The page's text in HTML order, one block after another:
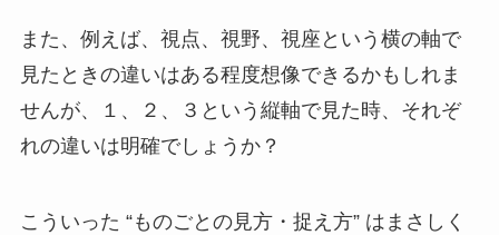
また、例えば、視点、視野、視座という横の軸で
見たときの違いはある程度想像できるかもしれま
せんが、１、２、３という縦軸で見た時、それぞ
れの違いは明確でしょうか？
こういった “ものごとの見方・捉え方” はまさしく